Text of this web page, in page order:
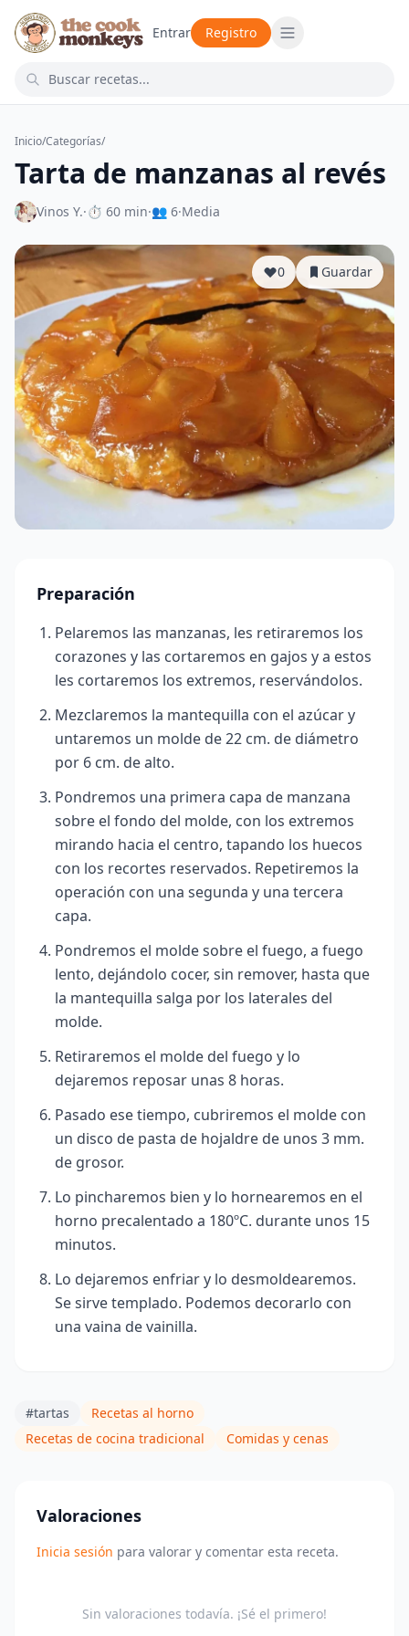
Entrar Registro
Inicio/Categorías/
Tarta de manzanas al revés
Vinos Y.·⏱ 60 min·👥 6·Media
0 Guardar
Preparación
Pelaremos las manzanas, les retiraremos los
corazones y las cortaremos en gajos y a estos
les cortaremos los extremos, reservándolos.
Mezclaremos la mantequilla con el azúcar y
untaremos un molde de 22 cm. de diámetro
por 6 cm. de alto.
Pondremos una primera capa de manzana
sobre el fondo del molde, con los extremos
mirando hacia el centro, tapando los huecos
con los recortes reservados. Repetiremos la
operación con una segunda y una tercera
capa.
Pondremos el molde sobre el fuego, a fuego
lento, dejándolo cocer, sin remover, hasta que
la mantequilla salga por los laterales del
molde.
Retiraremos el molde del fuego y lo
dejaremos reposar unas 8 horas.
Pasado ese tiempo, cubriremos el molde con
un disco de pasta de hojaldre de unos 3 mm.
de grosor.
Lo pincharemos bien y lo hornearemos en el
horno precalentado a 180ºC. durante unos 15
minutos.
Lo dejaremos enfriar y lo desmoldearemos.
Se sirve templado. Podemos decorarlo con
una vaina de vainilla.
#tartas
Recetas al horno
Recetas de cocina tradicional
Comidas y cenas
Valoraciones
Inicia sesión para valorar y comentar esta receta.
Sin valoraciones todavía. ¡Sé el primero!